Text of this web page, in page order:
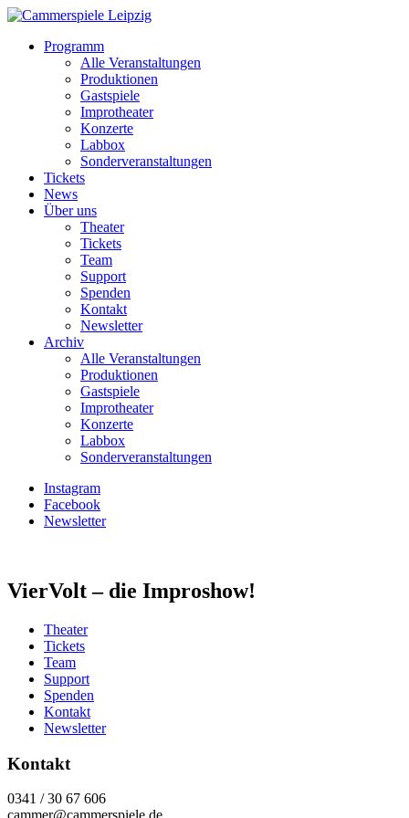
Programm
Alle Veranstaltungen
Produktionen
Gastspiele
Improtheater
Konzerte
Labbox
Sonderveranstaltungen
Tickets
News
Über uns
Theater
Tickets
Team
Support
Spenden
Kontakt
Newsletter
Archiv
Alle Veranstaltungen
Produktionen
Gastspiele
Improtheater
Konzerte
Labbox
Sonderveranstaltungen
Instagram
Facebook
Newsletter
VierVolt – die Improshow!
Theater
Tickets
Team
Support
Spenden
Kontakt
Newsletter
Kontakt
0341 / 30 67 606